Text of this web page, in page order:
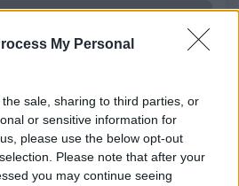
My Personal
sale, sharing to third parties, or
or sensitive information for
please use the below opt-out
Please note that after your
you may continue seeing
από reCAPTCHA, ισχύουν
Αθλητικά
ΛΟΥΚΑ ΓΙΟΒΙΤΣ